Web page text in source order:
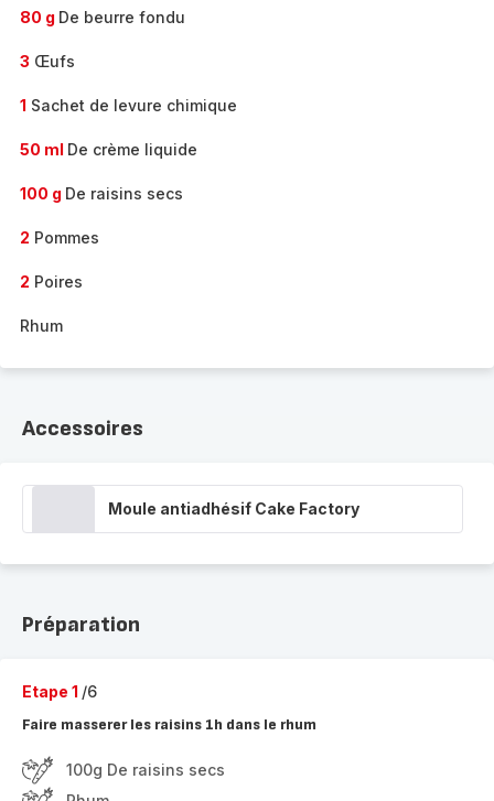
80 g De beurre fondu
3 Œufs
1 Sachet de levure chimique
50 ml De crème liquide
100 g De raisins secs
2 Pommes
2 Poires
Rhum
Accessoires
Moule antiadhésif Cake Factory
Préparation
Etape 1 /6
Faire masserer les raisins 1h dans le rhum
100g De raisins secs